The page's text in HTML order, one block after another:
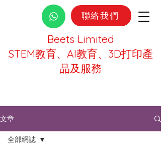
Beets Limited
STEM教育、AI教育、3D打印產
品及服務
聯絡我們
文章
全部網誌